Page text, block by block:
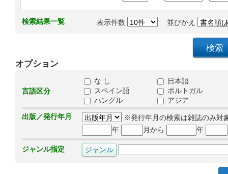
検索結果一覧 表示件数 並びかえ
オプション
言語区分
な し
日本語
スペイン語
ポルトガル
ハングル
アジア
出版／発行年月
※発行年月の検索は雑誌のみ対
年
月から 年
ジャンル指定